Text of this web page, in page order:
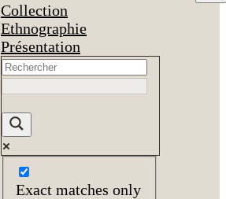
Collection
Ethnographie
Présentation
Exact matches only